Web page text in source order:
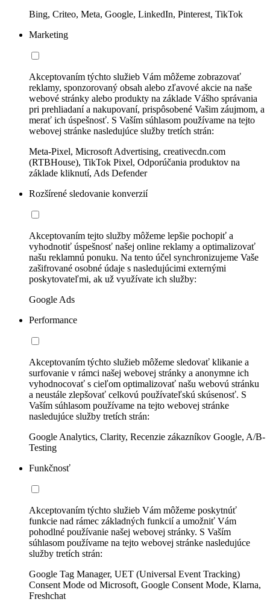
Bing, Criteo, Meta, Google, LinkedIn, Pinterest, TikTok
Marketing
Akceptovaním týchto služieb Vám môžeme zobrazovať
reklamy, sponzorovaný obsah alebo zľavové akcie na naše
webové stránky alebo produkty na základe Vášho správania
pri prehliadaní a nakupovaní, prispôsobené Vašim záujmom, a
merať ich úspešnosť. S Vaším súhlasom používame na tejto
webovej stránke nasledujúce služby tretích strán:
Meta-Pixel, Microsoft Advertising, creativecdn.com
(RTBHouse), TikTok Pixel, Odporúčania produktov na
základe kliknutí, Ads Defender
Rozšírené sledovanie konverzií
Akceptovaním tejto služby môžeme lepšie pochopiť a
vyhodnotiť úspešnosť našej online reklamy a optimalizovať
našu reklamnú ponuku. Na tento účel synchronizujeme Vaše
zašifrované osobné údaje s nasledujúcimi externými
poskytovateľmi, ak už využívate ich služby:
Google Ads
Performance
Akceptovaním týchto služieb môžeme sledovať klikanie a
surfovanie v rámci našej webovej stránky a anonymne ich
vyhodnocovať s cieľom optimalizovať našu webovú stránku
a neustále zlepšovať celkovú používateľskú skúsenosť. S
Vaším súhlasom používame na tejto webovej stránke
nasledujúce služby tretích strán:
Google Analytics, Clarity, Recenzie zákazníkov Google, A/B-
Testing
Funkčnosť
Akceptovaním týchto služieb Vám môžeme poskytnúť
funkcie nad rámec základných funkcií a umožniť Vám
pohodlné používanie našej webovej stránky. S Vaším
súhlasom používame na tejto webovej stránke nasledujúce
služby tretích strán:
Google Tag Manager, UET (Universal Event Tracking)
Consent Mode od Microsoft, Google Consent Mode, Klarna,
Freshchat